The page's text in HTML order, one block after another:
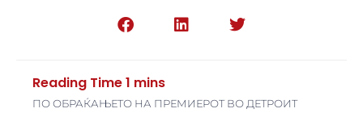
ПО ОБРАЌАЊЕТО НА ПРЕМИЕРОТ ВО ДЕТРОИТ